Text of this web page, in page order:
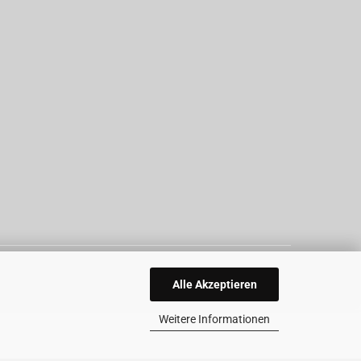
Alle Akzeptieren
Weitere Informationen